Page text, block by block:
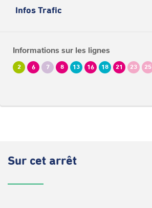
Infos Trafic
Informations sur les lignes
2 6 7 8 13 16 18 21 23 25
Sur cet arrêt